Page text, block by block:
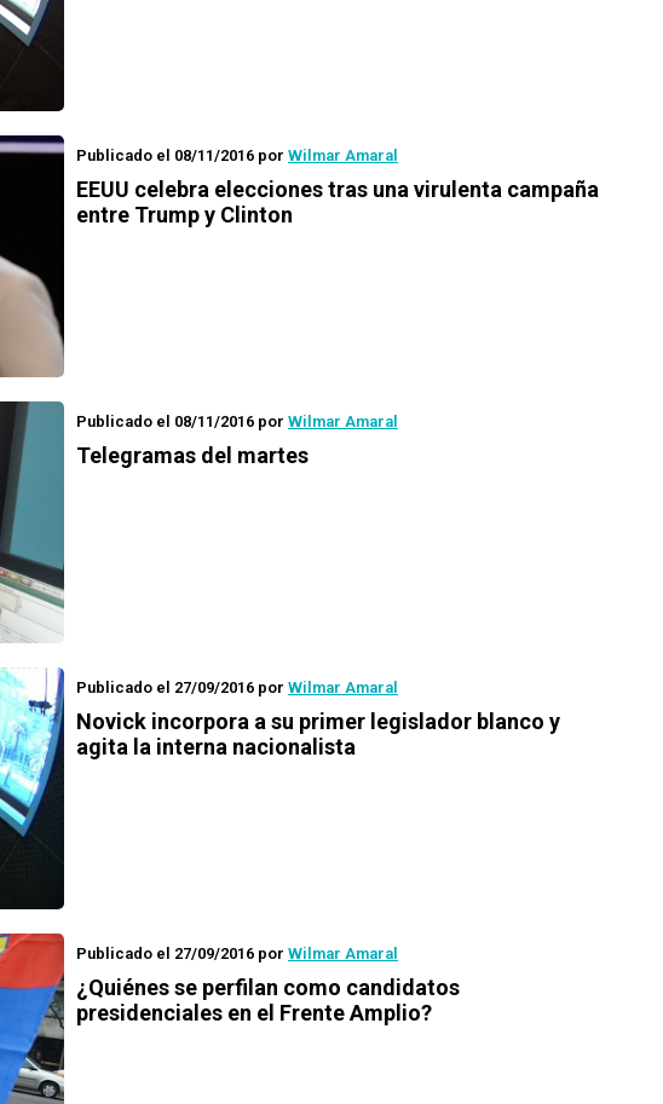
Publicado el 08/11/2016 por Wilmar Amaral
EEUU celebra elecciones tras una virulenta campaña
entre Trump y Clinton
Publicado el 08/11/2016 por Wilmar Amaral
Telegramas del martes
Publicado el 27/09/2016 por Wilmar Amaral
Novick incorpora a su primer legislador blanco y
agita la interna nacionalista
Publicado el 27/09/2016 por Wilmar Amaral
¿Quiénes se perfilan como candidatos
presidenciales en el Frente Amplio?